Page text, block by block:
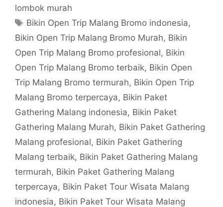
lombok murah
Bikin Open Trip Malang Bromo indonesia,
Bikin Open Trip Malang Bromo Murah, Bikin
Open Trip Malang Bromo profesional, Bikin
Open Trip Malang Bromo terbaik, Bikin Open
Trip Malang Bromo termurah, Bikin Open Trip
Malang Bromo terpercaya, Bikin Paket
Gathering Malang indonesia, Bikin Paket
Gathering Malang Murah, Bikin Paket Gathering
Malang profesional, Bikin Paket Gathering
Malang terbaik, Bikin Paket Gathering Malang
termurah, Bikin Paket Gathering Malang
terpercaya, Bikin Paket Tour Wisata Malang
indonesia, Bikin Paket Tour Wisata Malang